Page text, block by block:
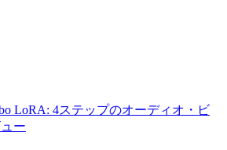
LoRA: 4ステップのオーディオ・ビ
ー